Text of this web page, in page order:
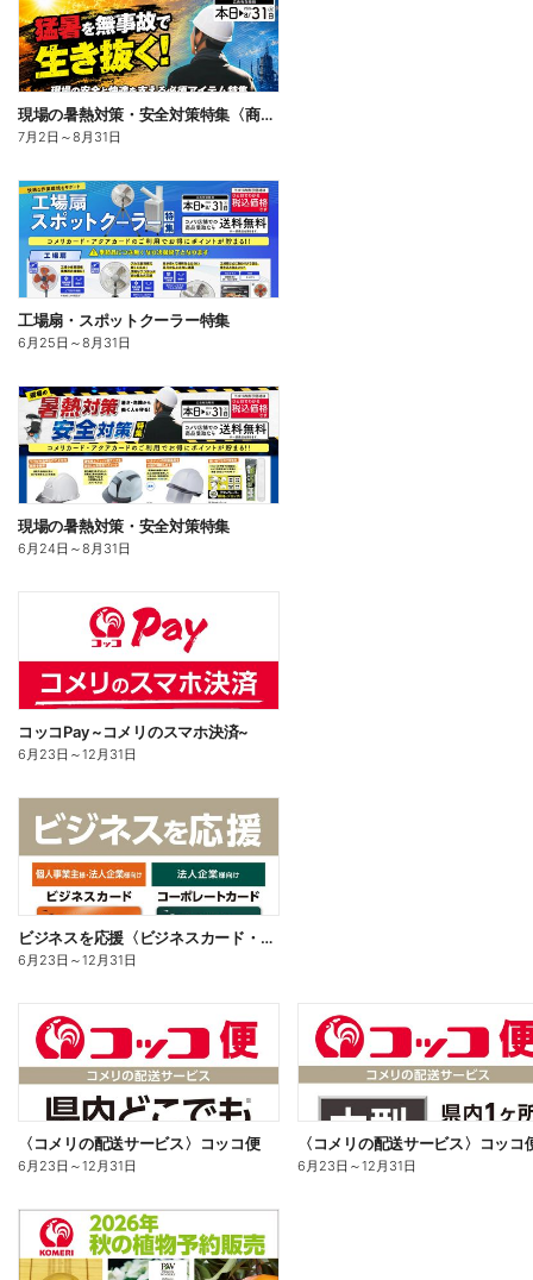
現場の暑熱対策・安全対策特集〈商品一例〉
7月2日 ～8月31日
工場扇・スポットクーラー特集
6月25日 ～8月31日
現場の暑熱対策・安全対策特集
6月24日 ～8月31日
コッコPay ~コメリのスマホ決済~
6月23日 ～12月31日
ビジネスを応援〈ビジネスカード・コーポレートカード〉
6月23日 ～12月31日
〈コメリの配送サービス〉コッコ便
6月23日 ～12月31日
〈コメリの配送サービス〉コッコ
6月23日 ～12月31日